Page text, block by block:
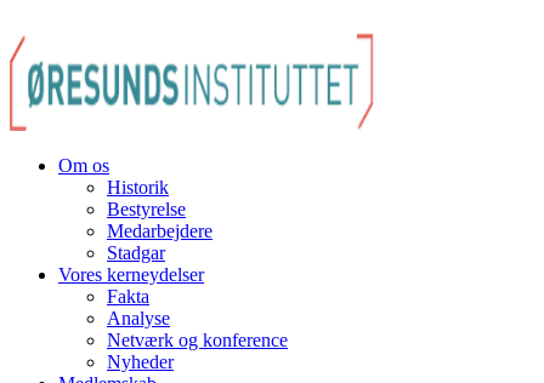
Om os
Historik
Bestyrelse
Medarbejdere
Stadgar
Vores kerneydelser
Fakta
Analyse
Netværk og konference
Nyheder